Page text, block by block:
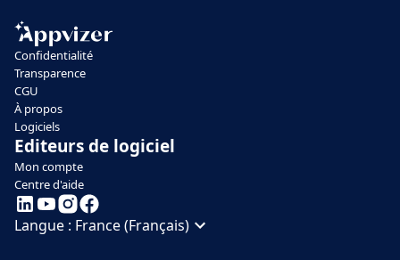
Confidentialité
Transparence
CGU
À propos
Logiciels
Editeurs de logiciel
Mon compte
Centre d'aide
Langue : France (Français)